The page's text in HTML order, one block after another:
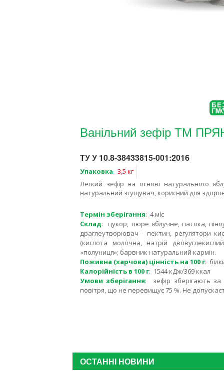
Ванільний зефір ТМ
ТУ У 10.8-38433815-001:2016
Упаковка 3,5 кг
Легкий зефір на основі натурального
натуральний згущувач, корисний для
Термін зберігання: 4 міс
Склад: цукор, пюре яблучне, патока,
драглеутворювач - пектин, регулятори
(кислота молочна, натрій
«полуниця»; барвник натуральний кармін.
Поживна (харчова) цінність на 100 г:
Калорійність в 100 г: 1544 кДж/369 ккал
Умови зберігання: зефір зберігають за
повітря, що не перевищує 75 %. Не
ОСТАННІ НОВИНИ